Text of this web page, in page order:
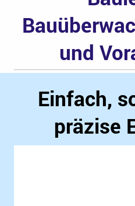
und
Einfach,
präzise